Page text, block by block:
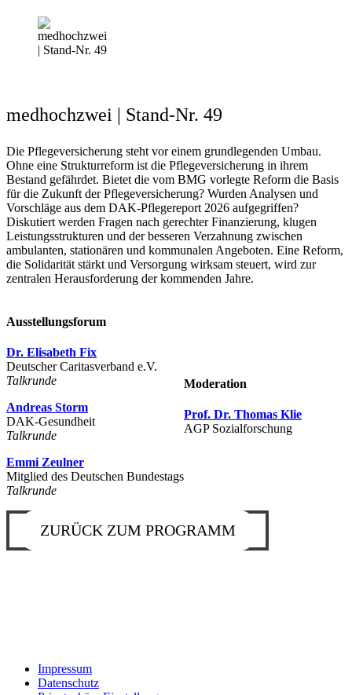
medhochzwei | Stand-Nr. 49
Die Pflegeversicherung steht vor einem grundlegenden Umbau.
Ohne eine Strukturreform ist die Pflegeversicherung in ihrem
Bestand gefährdet. Bietet die vom BMG vorlegte Reform die Basis
für die Zukunft der Pflegeversicherung? Wurden Analysen und
Vorschläge aus dem DAK-Pflegereport 2026 aufgegriffen?
Diskutiert werden Fragen nach gerechter Finanzierung, klugen
Leistungsstrukturen und der besseren Verzahnung zwischen
ambulanten, stationären und kommunalen Angeboten. Eine Reform,
die Solidarität stärkt und Versorgung wirksam steuert, wird zur
zentralen Herausforderung der kommenden Jahre.
Ausstellungsforum
Dr. Elisabeth Fix
Deutscher Caritasverband e.V.
Talkrunde
Andreas Storm
DAK-Gesundheit
Talkrunde
Emmi Zeulner
Mitglied des Deutschen Bundestags
Talkrunde
Moderation
Prof. Dr. Thomas Klie
AGP Sozialforschung
ZURÜCK ZUM PROGRAMM
Impressum
Datenschutz